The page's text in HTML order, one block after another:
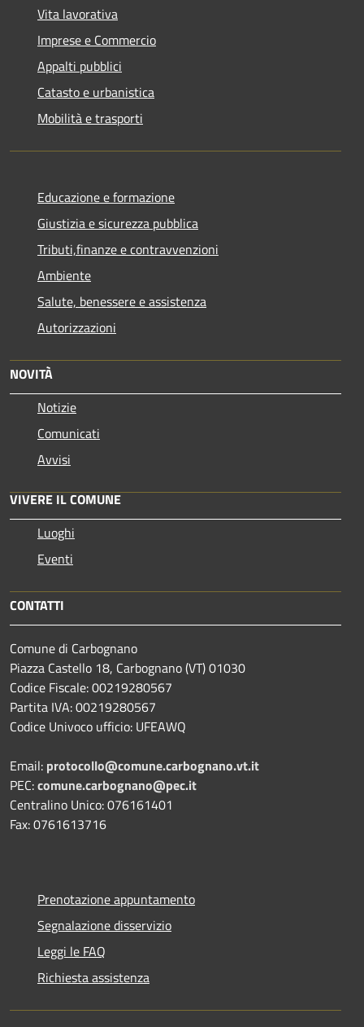
Vita lavorativa
Imprese e Commercio
Appalti pubblici
Catasto e urbanistica
Mobilità e trasporti
Educazione e formazione
Giustizia e sicurezza pubblica
Tributi,finanze e contravvenzioni
Ambiente
Salute, benessere e assistenza
Autorizzazioni
NOVITÀ
Notizie
Comunicati
Avvisi
VIVERE IL COMUNE
Luoghi
Eventi
CONTATTI
Comune di Carbognano
Piazza Castello 18, Carbognano (VT) 01030
Codice Fiscale: 00219280567
Partita IVA: 00219280567
Codice Univoco ufficio: UFEAWQ
Email: protocollo@comune.carbognano.vt.it
PEC:comune.carbognano@pec.it
Centralino Unico: 076161401
Fax: 0761613716
Prenotazione appuntamento
Segnalazione disservizio
Leggi le FAQ
Richiesta assistenza